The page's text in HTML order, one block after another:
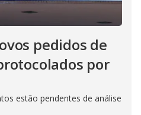
pedidos de
por
estão pendentes de análise